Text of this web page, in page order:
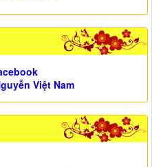
Việt Nam